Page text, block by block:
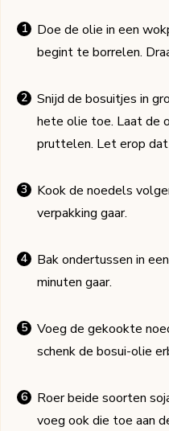
Doe de olie in een
begint te borrelen.
Snijd de bosuitjes in
hete olie toe. Laat de
pruttelen. Let erop
Kook de noedels
verpakking gaar.
Bak ondertussen in
minuten gaar.
Voeg de gekookte
schenk de bosui-olie
Roer beide soorten
voeg ook die toe aan